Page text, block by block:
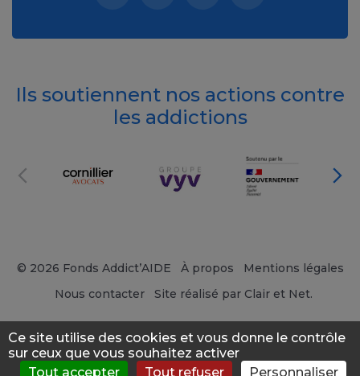
Ils soutiennent nos actions contre
les addictions
© 2026 Fonds Addict’AIDE À propos
Mentions légales
Nous contacter
Site réalisé par Clair et Net.
Ce site utilise des cookies et vous donne le contrôle
sur ceux que vous souhaitez activer
Tout accepter
Tout refuser Personnaliser